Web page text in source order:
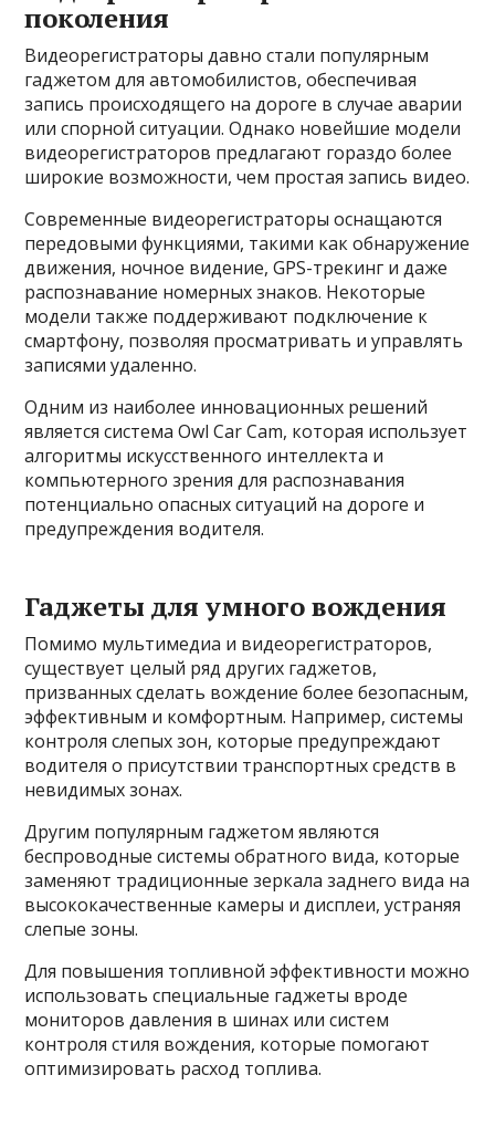
поколения
Видеорегистраторы давно стали популярным
гаджетом для автомобилистов, обеспечивая
запись происходящего на дороге в случае аварии
или спорной ситуации. Однако новейшие модели
видеорегистраторов предлагают гораздо более
широкие возможности, чем простая запись видео.
Современные видеорегистраторы оснащаются
передовыми функциями, такими как обнаружение
движения, ночное видение, GPS-трекинг и даже
распознавание номерных знаков. Некоторые
модели также поддерживают подключение к
смартфону, позволяя просматривать и управлять
записями удаленно.
Одним из наиболее инновационных решений
является система Owl Car Cam, которая использует
алгоритмы искусственного интеллекта и
компьютерного зрения для распознавания
потенциально опасных ситуаций на дороге и
предупреждения водителя.
Гаджеты для умного вождения
Помимо мультимедиа и видеорегистраторов,
существует целый ряд других гаджетов,
призванных сделать вождение более безопасным,
эффективным и комфортным. Например, системы
контроля слепых зон, которые предупреждают
водителя о присутствии транспортных средств в
невидимых зонах.
Другим популярным гаджетом являются
беспроводные системы обратного вида, которые
заменяют традиционные зеркала заднего вида на
высококачественные камеры и дисплеи, устраняя
слепые зоны.
Для повышения топливной эффективности можно
использовать специальные гаджеты вроде
мониторов давления в шинах или систем
контроля стиля вождения, которые помогают
оптимизировать расход топлива.